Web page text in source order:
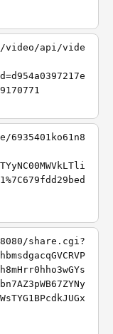
video/api/vide
6935401ko61n8
share.cgi?